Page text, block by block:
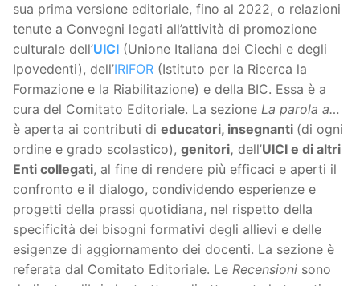
sua prima versione editoriale, fino al 2022, o relazioni
tenute a Convegni legati all’attività di promozione
culturale dell’UICI (Unione Italiana dei Ciechi e degli
Ipovedenti), dell’IRIFOR (Istituto per la Ricerca la
Formazione e la Riabilitazione) e della BIC. Essa è a
cura del Comitato Editoriale. La sezione La parola a…
è aperta ai contributi di educatori, insegnanti (di ogni
ordine e grado scolastico), genitori, dell’UICI e di altri
Enti collegati, al fine di rendere più efficaci e aperti il
confronto e il dialogo, condividendo esperienze e
progetti della prassi quotidiana, nel rispetto della
specificità dei bisogni formativi degli allievi e delle
esigenze di aggiornamento dei docenti. La sezione è
referata dal Comitato Editoriale. Le Recensioni sono